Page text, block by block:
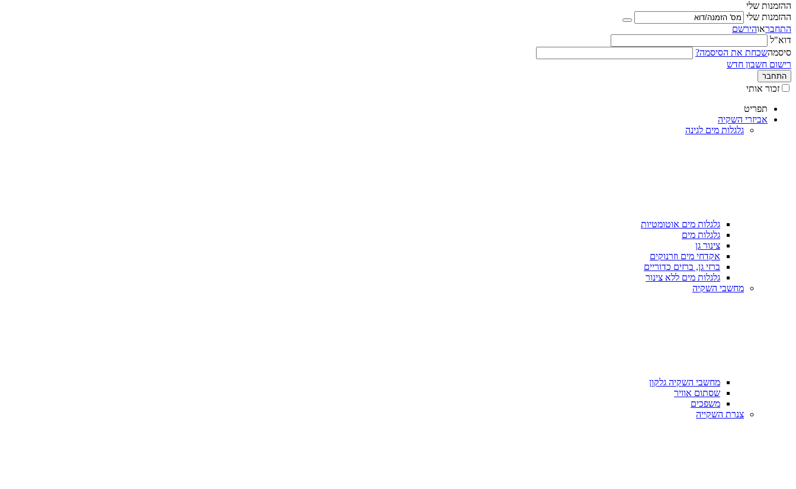
ההזמנות שלי
ההזמנות שלי
התחבראוהירשם
דוא"ל
סיסמהשכחת את הסיסמה?
רישום חשבון חדש
התחבר
זכור אותי
תפריט
אביזרי השקיה
גלגלות מים לגינה
גלגלות מים אוטומטיות
גלגלות מים
צינור גן
אקדחי מים וזרנוקים
ברזי גן, ברזים כדוריים
גלגלות מים ללא צינור
מחשבי השקיה
מחשבי השקיה גלקון
שסתום אוויר
משפכים
צנרת השקייה